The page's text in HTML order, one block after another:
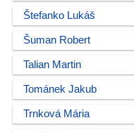
Štefanko Lukáš
Šuman Robert
Talian Martin
Tománek Jakub
Trnková Mária